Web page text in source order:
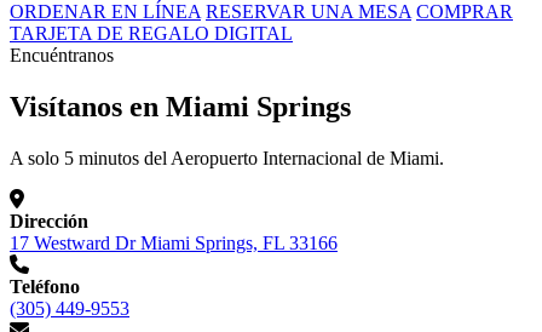
ORDENAR EN LÍNEA RESERVAR UNA MESA COMPRAR
TARJETA DE REGALO DIGITAL
Encuéntranos
Visítanos en Miami Springs
A solo 5 minutos del Aeropuerto Internacional de Miami.
Dirección
17 Westward Dr Miami Springs, FL 33166
Teléfono
(305) 449-9553